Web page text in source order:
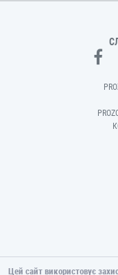
Цей сайт використовує